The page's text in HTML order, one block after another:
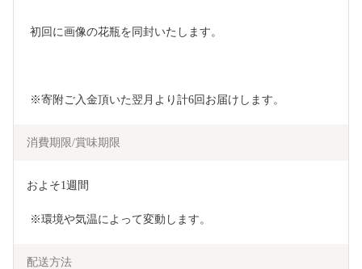
初回に画像の花瓶を同封いたします。
※寄附ご入金頂いた翌月より計6回お届けします。
消費期限/賞味期限
およそ1週間
※環境や気温によって変動します。
配送方法